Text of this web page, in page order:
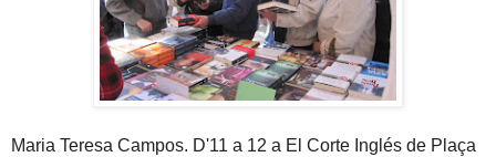
Maria Teresa Campos. D'11 a 12 a El Corte Inglés de Plaça